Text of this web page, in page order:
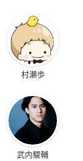
村瀬歩
武内駿輔